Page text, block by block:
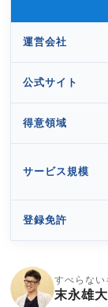
運営会社
公式サイト
得意領域
サービス規模
登録免許
すべらな
末永雄大